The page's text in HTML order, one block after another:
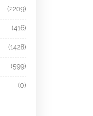
(2209)
(416)
(1428)
(599)
(0)